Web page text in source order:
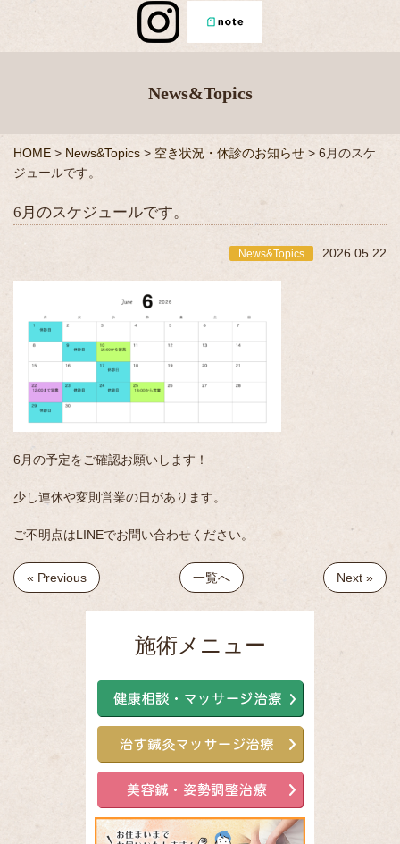
News&Topics
HOME > News&Topics > 空き状況・休診のお知らせ > 6月のスケ
ジュールです。
6月のスケジュールです。
News&Topics 2026.05.22
6月の予定をご確認お願いします！
少し連休や変則営業の日があります。
ご不明点はLINEでお問い合わせください。
« Previous 一覧へ Next »
施術メニュー